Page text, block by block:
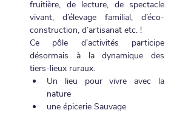
fruitière, de lecture, de spectacle
vivant, d’élevage familial, d’éco-
construction, d’artisanat etc. !
Ce pôle d’activités participe
désormais à la dynamique des
tiers-lieux ruraux.
Un lieu pour vivre avec la
nature
une épicerie Sauvage